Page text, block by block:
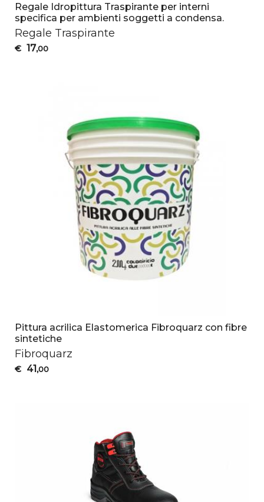
Regale Idropittura Traspirante per interni
specifica per ambienti soggetti a condensa.
Regale Traspirante
€ 17,00
Pittura acrilica Elastomerica Fibroquarz con fibre
sintetiche
Fibroquarz
€ 41,00